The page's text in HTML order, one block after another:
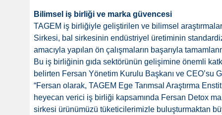
Bilimsel iş birliği ve marka güvencesi
TAGEM iş birliğiyle geliştirilen ve bilimsel
Sirkesi, bal sirkesinin endüstriyel üretiminin
amacıyla yapılan ön çalışmaların başarıyla
Bu iş birliğinin gıda sektörünün gelişimine önemli
belirten Fersan Yönetim Kurulu Başkanı ve CEO’su
“Fersan olarak, TAGEM Ege Tarımsal Araştırma
heyecan verici iş birliği kapsamında Fersan Detox
sirkesi ürünümüzü tüketicilerimizle buluşturmaktan